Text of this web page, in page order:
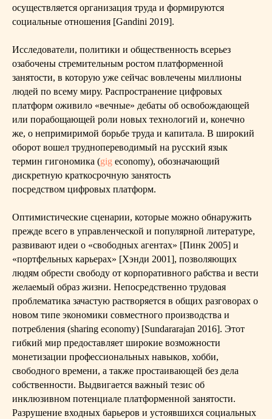
осуществляется организация труда и формируются
социальные отношения [Gandini 2019].
Исследователи, политики и общественность всерьез
озабочены стремительным ростом платформенной
занятости, в которую уже сейчас вовлечены миллионы
людей по всему миру. Распространение цифровых
платформ оживило «вечные» дебаты об освобождающей
или порабощающей роли новых технологий и, конечно
же, о непримиримой борьбе труда и капитала. В широкий
оборот вошел труднопереводимый на русский язык
термин гигономика (gig economy), обозначающий
дискретную краткосрочную занятость
посредством цифровых платформ.
Оптимистические сценарии, которые можно обнаружить
прежде всего в управленческой и популярной литературе,
развивают идеи о «свободных агентах» [Пинк 2005] и
«портфельных карьерах» [Хэнди 2001], позволяющих
людям обрести свободу от корпоративного рабства и вести
желаемый образ жизни. Непосредственно трудовая
проблематика зачастую растворяется в общих разговорах о
новом типе экономики совместного производства и
потребления (sharing economy) [Sundararajan 2016]. Этот
гибкий мир предоставляет широкие возможности
монетизации профессиональных навыков, хобби,
свободного времени, а также простаивающей без дела
собственности. Выдвигается важный тезис об
инклюзивном потенциале платформенной занятости.
Разрушение входных барьеров и устоявшихся социальных